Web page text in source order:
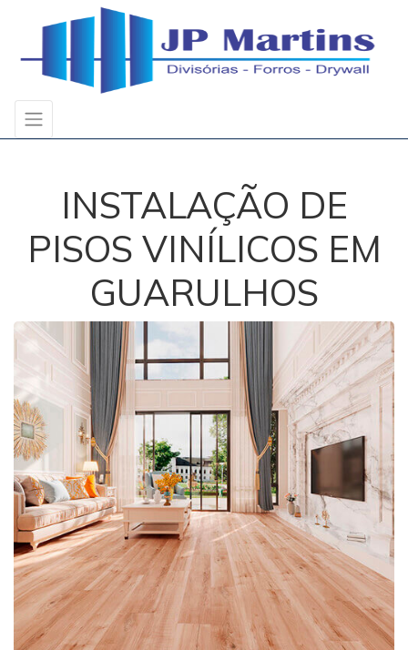
INSTALAÇÃO DE
PISOS VINÍLICOS EM
GUARULHOS